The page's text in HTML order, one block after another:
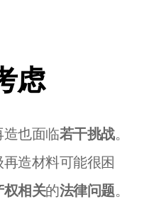
虑
也面临若干挑战。
造材料可能很困
权相关的法律问题。